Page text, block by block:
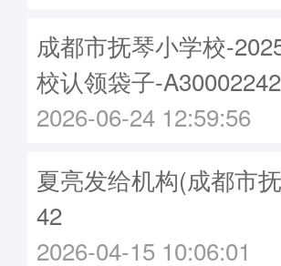
成都市抚琴小学校-
校认领袋子-A30002242
2026-06-24 12:59:56
夏亮发给机构(成都市
42
2026-04-15 10:06:01